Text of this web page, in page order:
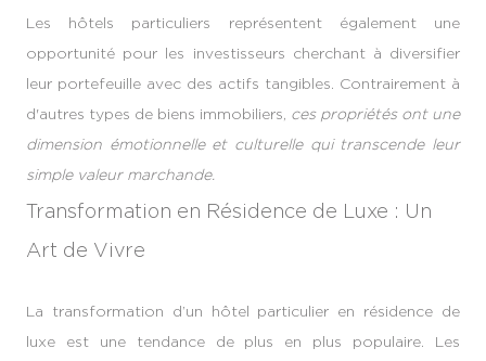
Les hôtels particuliers représentent également une
opportunité pour les investisseurs cherchant à diversifier
leur portefeuille avec des actifs tangibles. Contrairement à
d'autres types de biens immobiliers, ces propriétés ont une
dimension émotionnelle et culturelle qui transcende leur
simple valeur marchande.
Transformation en Résidence de Luxe : Un
Art de Vivre
La transformation d’un hôtel particulier en résidence de
luxe est une tendance de plus en plus populaire. Les